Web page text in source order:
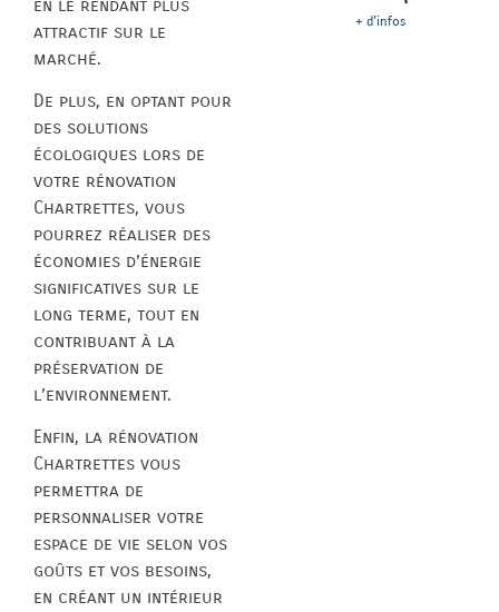
en le rendant plus
attractif sur le
marché.
De plus, en optant pour
des solutions
écologiques lors de
votre rénovation
Chartrettes, vous
pourrez réaliser des
économies d’énergie
significatives sur le
long terme, tout en
contribuant à la
préservation de
l’environnement.
Enfin, la rénovation
Chartrettes vous
permettra de
personnaliser votre
espace de vie selon vos
goûts et vos besoins,
en créant un intérieur
+ d'infos